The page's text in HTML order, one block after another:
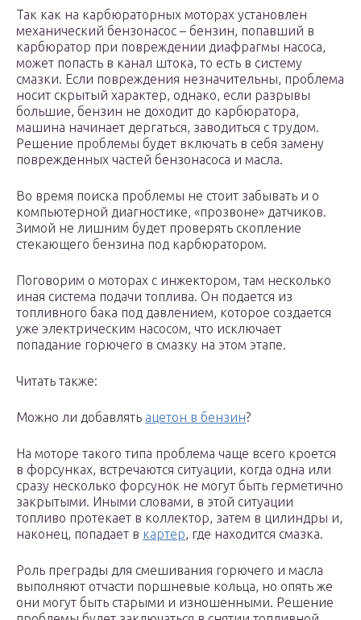
Так как на карбюраторных моторах установлен
механический бензонасос – бензин, попавший в
карбюратор при повреждении диафрагмы насоса,
может попасть в канал штока, то есть в систему
смазки. Если повреждения незначительны, проблема
носит скрытый характер, однако, если разрывы
большие, бензин не доходит до карбюратора,
машина начинает дергаться, заводиться с трудом.
Решение проблемы будет включать в себя замену
поврежденных частей бензонасоса и масла.
Во время поиска проблемы не стоит забывать и о
компьютерной диагностике, «прозвоне» датчиков.
Зимой не лишним будет проверять скопление
стекающего бензина под карбюратором.
Поговорим о моторах с инжектором, там несколько
иная система подачи топлива. Он подается из
топливного бака под давлением, которое создается
уже электрическим насосом, что исключает
попадание горючего в смазку на этом этапе.
Читать также:
Можно ли добавлять ацетон в бензин?
На моторе такого типа проблема чаще всего кроется
в форсунках, встречаются ситуации, когда одна или
сразу несколько форсунок не могут быть герметично
закрытыми. Иными словами, в этой ситуации
топливо протекает в коллектор, затем в цилиндры и,
наконец, попадает в картер, где находится смазка.
Роль преграды для смешивания горючего и масла
выполняют отчасти поршневые кольца, но опять же
они могут быть старыми и изношенными. Решение